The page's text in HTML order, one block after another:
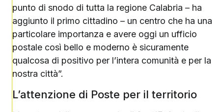
punto di snodo di tutta la regione Calabria – ha
aggiunto il primo cittadino – un centro che ha una
particolare importanza e avere oggi un ufficio
postale così bello e moderno è sicuramente
qualcosa di positivo per l’intera comunità e per la
nostra città”.
L’attenzione di Poste per il territorio